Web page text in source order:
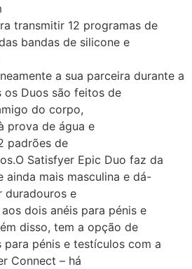
transmitir 12 programas de
bandas de silicone e
a sua parceira durante a
os Duos são feitos de
do corpo,
prova de água e
padrões de
Satisfyer Epic Duo faz da
ainda mais masculina e dá-
duradouros e
dois anéis para pénis e
disso, tem a opção de
pénis e testículos com a
Connect – há